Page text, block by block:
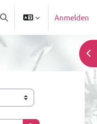
Sucheingabe umschalten
Anmelden